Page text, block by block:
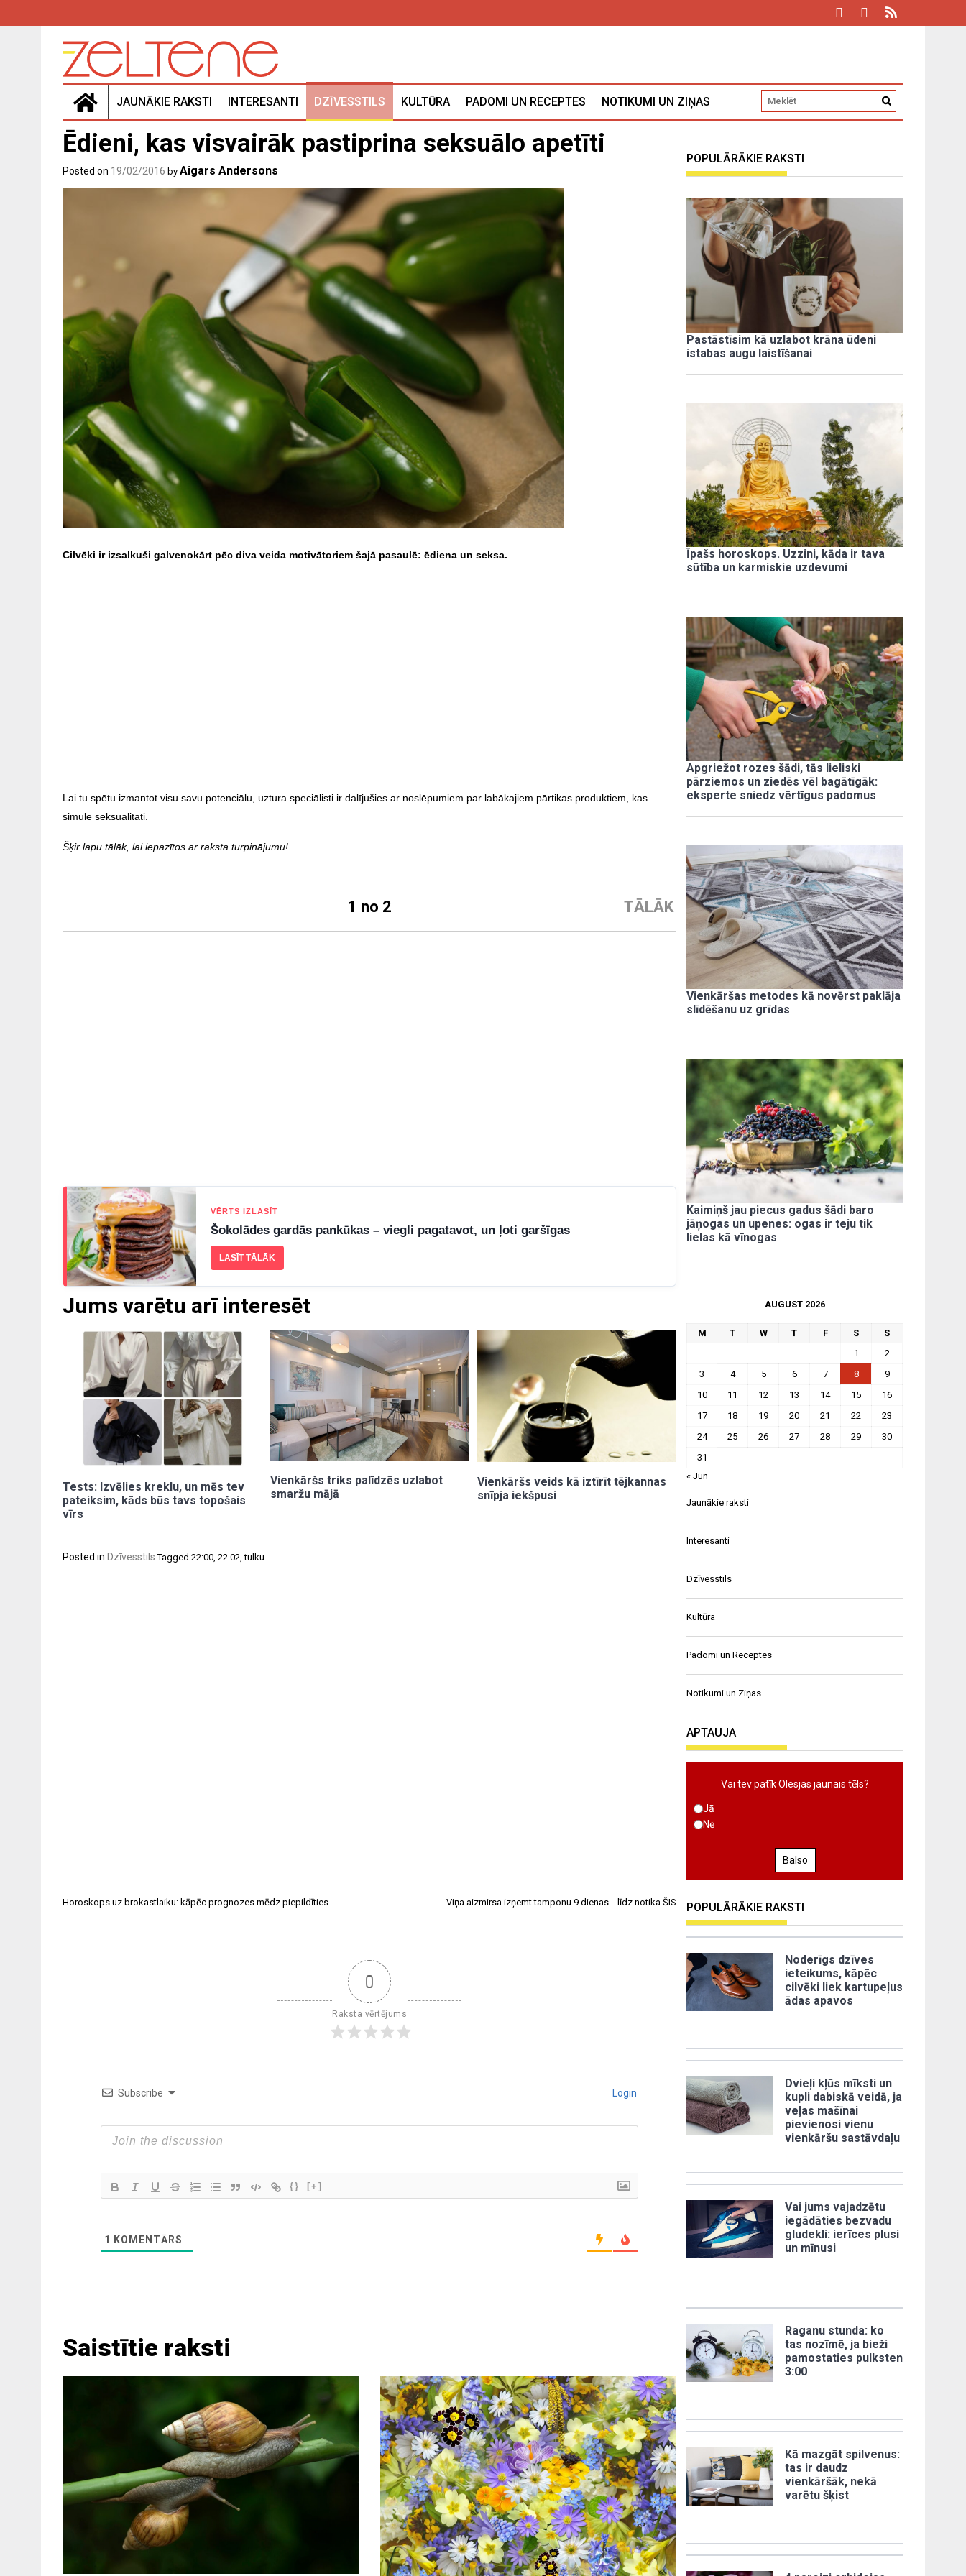
JAUNĀKIE RAKSTI INTERESANTI DZĪVESSTILS KULTŪRA PADOMI UN RECEPTES NOTIKUMI UN ZIŅAS
Ēdieni, kas visvairāk pastiprina seksuālo apetīti
Posted on 19/02/2016 by Aigars Andersons
Cilvēki ir izsalkuši galvenokārt pēc diva veida motivātoriem šajā pasaulē: ēdiena un seksa.
Lai tu spētu izmantot visu savu potenciālu, uztura speciālisti ir dalījušies ar noslēpumiem par labākajiem pārtikas produktiem, kas
simulē seksualitāti.
Šķir lapu tālāk, lai iepazītos ar raksta turpinājumu!
TĀLĀK
1 no 2
Jums varētu arī interesēt
Tests: Izvēlies kreklu, un mēs tev
pateiksim, kāds būs tavs topošais
vīrs
Vienkāršs triks palīdzēs uzlabot
smaržu mājā
Vienkāršs veids kā iztīrīt tējkannas
snīpja iekšpusi
VĒRTS IZLASĪT
Šokolādes gardās pankūkas – viegli pagatavot, un ļoti garšīgas
LASĪT TĀLĀK
Posted in Dzīvesstils Tagged 22:00, 22.02,tulku
Horoskops uz brokastlaiku: kāpēc prognozes mēdz piepildīties Viņa aizmirsa izņemt tamponu 9 dienas… līdz notika ŠIS
0
Raksta vērtējums
Subscribe Login
{} [+]
1 KOMENTĀRS
Saistītie raksti
POPULĀRĀKIE RAKSTI
Pastāstīsim kā uzlabot krāna ūdeni
istabas augu laistīšanai
Īpašs horoskops. Uzzini, kāda ir tava
sūtība un karmiskie uzdevumi
Apgriežot rozes šādi, tās lieliski
pārziemos un ziedēs vēl bagātīgāk:
eksperte sniedz vērtīgus padomus
Vienkāršas metodes kā novērst paklāja
slīdēšanu uz grīdas
Kaimiņš jau piecus gadus šādi baro
jāņogas un upenes: ogas ir teju tik
lielas kā vīnogas
AUGUST 2026
M T W T F S
S
1
2
3
4 5 6 7 8
9
10
11 12 13 14 15
16
17
18 19 20 21 22
23
24
25 26 27 28 29
30
31
« Jun
Jaunākie raksti
Interesanti
Dzīvesstils
Kultūra
Padomi un Receptes
Notikumi un Ziņas
APTAUJA
Vai tev patīk Olesjas jaunais tēls?
Jā
Nē
Balso
POPULĀRĀKIE RAKSTI
Noderīgs dzīves
ieteikums, kāpēc
cilvēki liek kartupeļus
ādas apavos
Dvieļi kļūs mīksti un
kupli dabiskā veidā, ja
veļas mašīnai
pievienosi vienu
vienkāršu sastāvdaļu
Vai jums vajadzētu
iegādāties bezvadu
gludekli: ierīces plusi
un mīnusi
Raganu stunda: ko
tas nozīmē, ja bieži
pamostaties pulksten
3:00
Kā mazgāt spilvenus:
tas ir daudz
vienkāršāk, nekā
varētu šķist